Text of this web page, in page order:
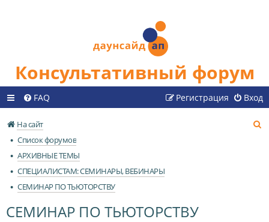
Консультативный форум
FAQ Вход
Регистрация
На сайт
Список форумов
АРХИВНЫЕ ТЕМЫ
СПЕЦИАЛИСТАМ: СЕМИНАРЫ, ВЕБИНАРЫ
СЕМИНАР ПО ТЬЮТОРСТВУ
СЕМИНАР ПО ТЬЮТОРСТВУ